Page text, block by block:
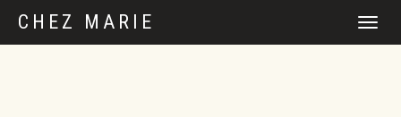
CHEZ MARIE
DÉPLIER